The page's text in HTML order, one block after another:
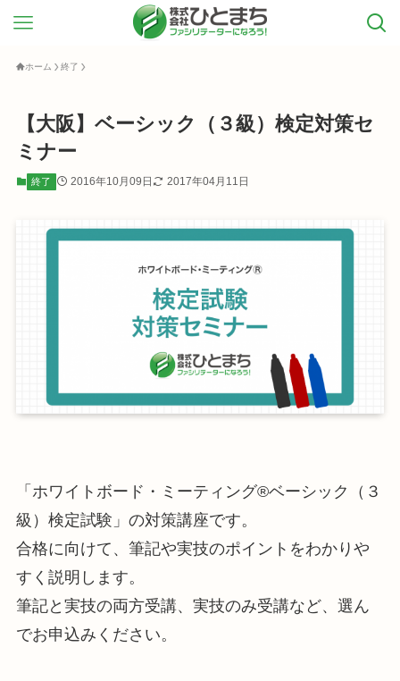
ホーム 終了
【大阪】ベーシック（３級）検定対策セ
ミナー
終了 2016年10月09日 2017年04月11日
「ホワイトボード・ミーティング®ベーシック（３
級）検定試験」の対策講座です。
合格に向けて、筆記や実技のポイントをわかりや
すく説明します。
筆記と実技の両方受講、実技のみ受講など、選ん
でお申込みください。